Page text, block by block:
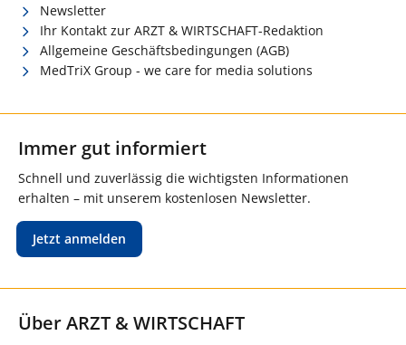
Newsletter
Ihr Kontakt zur ARZT & WIRTSCHAFT-Redaktion
Allgemeine Geschäftsbedingungen (AGB)
MedTriX Group - we care for media solutions
Immer gut informiert
Schnell und zuverlässig die wichtigsten Informationen
erhalten – mit unserem kostenlosen Newsletter.
Jetzt anmelden
Über ARZT & WIRTSCHAFT